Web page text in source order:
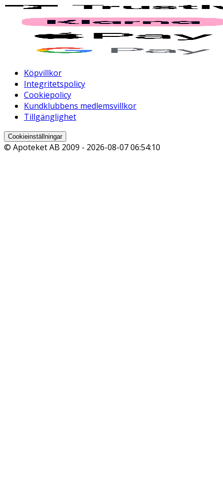
Köpvillkor
Integritetspolicy
Cookiepolicy
Kundklubbens medlemsvillkor
Tillgänglighet
Cookieinställningar
© Apoteket AB 2009 - 2026-08-07 06:54:10